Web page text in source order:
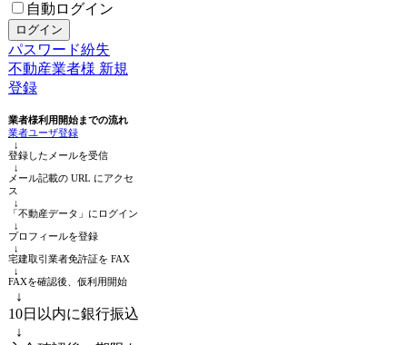
自動ログイン
パスワード紛失
不動産業者様 新規
登録
業者様利用開始までの流れ
業者ユーザ登録
↓
登録したメールを受信
↓
メール記載の URL にアクセ
ス
↓
「不動産データ」にログイン
↓
プロフィールを登録
↓
宅建取引業者免許証を FAX
↓
FAXを確認後、仮利用開始
↓
10日以内に銀行振込
↓